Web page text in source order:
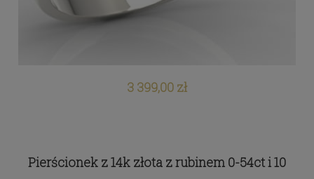
3 399,00 zł
Pierścionek z 14k złota z rubinem 0-54ct i 10